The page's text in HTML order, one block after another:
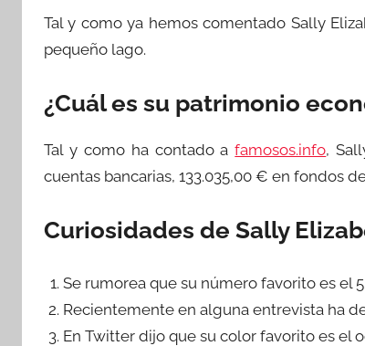
Tal y como ya hemos comentado Sally
pequeño lago.
¿Cuál es su patrimonio
Tal y como ha contado afamosos.info,
cuentas bancarias, 133.035,00 € en fondos
Curiosidades de Sally
Se rumorea que su número favorito es el 5.
Recientemente en alguna entrevista ha
En Twitter dijo que su color favorito es el